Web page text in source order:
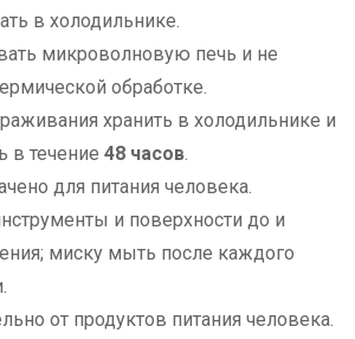
в холодильнике.
микроволновую печь и не
обработке.
хранить в холодильнике и
в течение 48 часов
для питания человека.
и поверхности до и
миску мыть после каждого
от продуктов питания человека.